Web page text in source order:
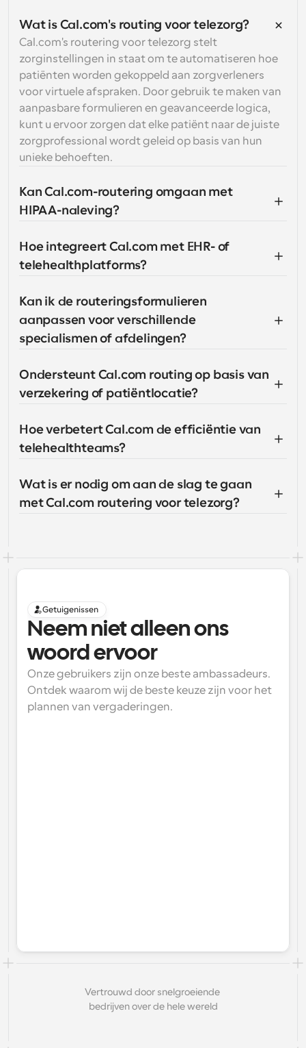
Wat is Cal.com's routing voor telezorg?
Cal.com's routering voor telezorg stelt
zorginstellingen in staat om te automatiseren hoe
patiënten worden gekoppeld aan zorgverleners
voor virtuele afspraken. Door gebruik te maken van
aanpasbare formulieren en geavanceerde logica,
kunt u ervoor zorgen dat elke patiënt naar de juiste
zorgprofessional wordt geleid op basis van hun
unieke behoeften.
Kan Cal.com-routering omgaan met
HIPAA-naleving?
Hoe integreert Cal.com met EHR- of
telehealthplatforms?
Kan ik de routeringsformulieren
aanpassen voor verschillende
specialismen of afdelingen?
Ondersteunt Cal.com routing op basis van
verzekering of patiëntlocatie?
Hoe verbetert Cal.com de efficiëntie van
telehealthteams?
Wat is er nodig om aan de slag te gaan
met Cal.com routering voor telezorg?
Getuigenissen
Neem niet alleen ons
woord ervoor
Onze gebruikers zijn onze beste ambassadeurs.
Ontdek waarom wij de beste keuze zijn voor het
plannen van vergaderingen.
Vertrouwd door snelgroeiende
bedrijven over de hele wereld